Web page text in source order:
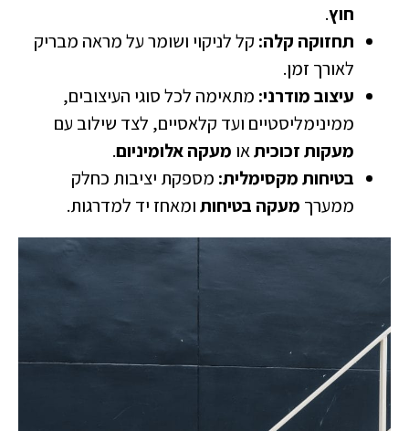
.
תחזוקה קלה:קל לניקוי ושומר על מראה מבריק
לאורך זמן.
עיצוב מודרני:מתאימה לכל סוגי העיצובים,
ממינימליסטיים ועד קלאסיים, לצד שילוב עם
מעקות זכוכיתאומעקה אלומיניום.
בטיחות מקסימלית:מספקת יציבות כחלק
ממערךמעקה בטיחותומאחז יד למדרגות.